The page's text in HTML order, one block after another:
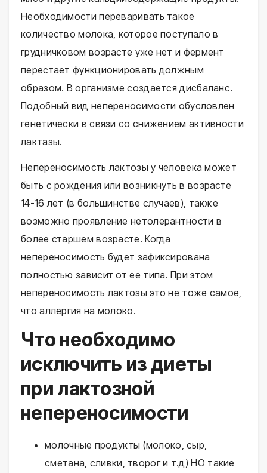
Необходимости переваривать такое
количество молока, которое поступало в
грудничковом возрасте уже нет и фермент
перестает функционировать должным
образом. В организме создается дисбаланс.
Подобный вид непереносимости обусловлен
генетически в связи со снижением активности
лактазы.
Непереносимость лактозы у человека может
быть с рождения или возникнуть в возрасте
14-16 лет (в большинстве случаев), также
возможно проявление нетолерантности в
более старшем возрасте. Когда
непереносимость будет зафиксирована
полностью зависит от ее типа. При этом
непереносимость лактозы это не тоже самое,
что аллергия на молоко.
Что необходимо
исключить из диеты
при лактозной
непереносимости
молочные продукты (молоко, сыр,
сметана, сливки, творог и т.д) НО такие